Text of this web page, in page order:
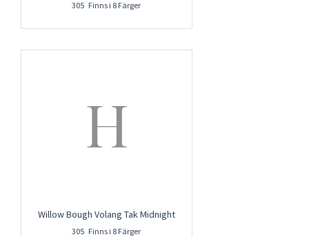
305 Finns i 8 Färger
Willow Bough Volang Tak Midnight
305 Finns i 8 Färger